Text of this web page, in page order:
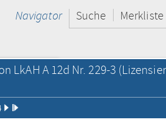
Navigator Suche Merkliste
LkAH A 12d Nr. 229-3